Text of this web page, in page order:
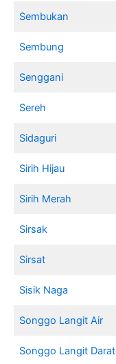
Sembukan
Sembung
Senggani
Sereh
Sidaguri
Sirih Hijau
Sirih Merah
Sirsak
Sirsat
Sisik Naga
Songgo Langit Air
Songgo Langit Darat